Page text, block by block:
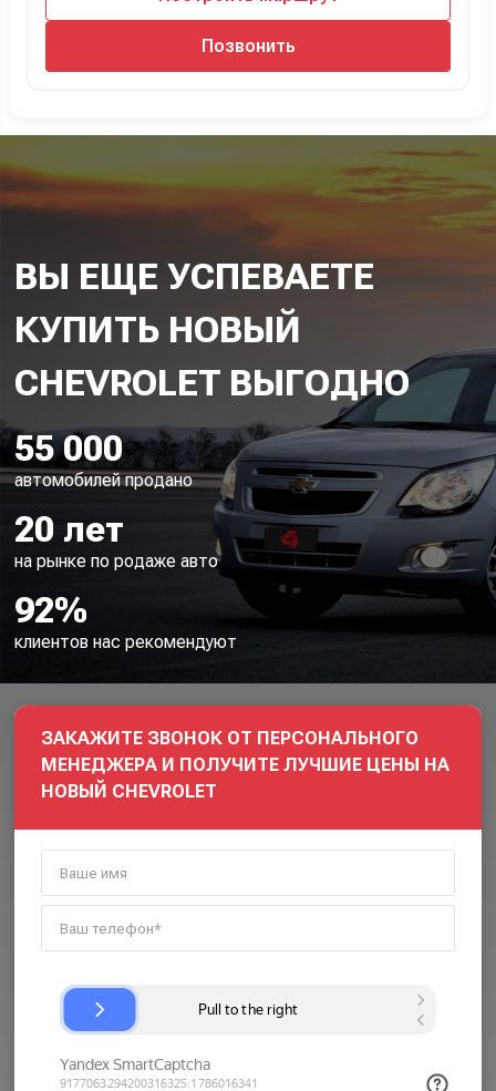
Позвонить
ЗАКАЖИТЕ ЗВОНОК ОТ ПЕРСОНАЛЬНОГО
МЕНЕДЖЕРА И ПОЛУЧИТЕ ЛУЧШИЕ ЦЕНЫ НА
НОВЫЙ CHEVROLET
ВЫ ЕЩЕ УСПЕВАЕТЕ
КУПИТЬ НОВЫЙ
CHEVROLET ВЫГОДНО
55 000
автомобилей продано
20 лет
на рынке по родаже авто
92%
клиентов нас рекомендуют